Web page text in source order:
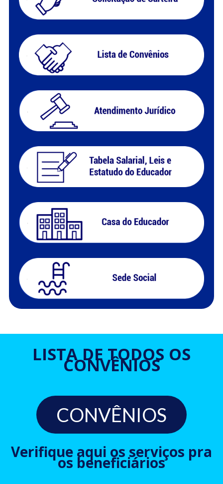
LISTA DE TODOS OS
CONVÊNIOS
CONVÊNIOS
Verifique aqui os serviços pra
os beneficiários